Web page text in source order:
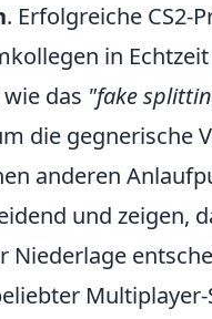
. Erfolgreiche CS2-
in
das "fake
die gegnerische
anderen
und zeigen,
Niederlage